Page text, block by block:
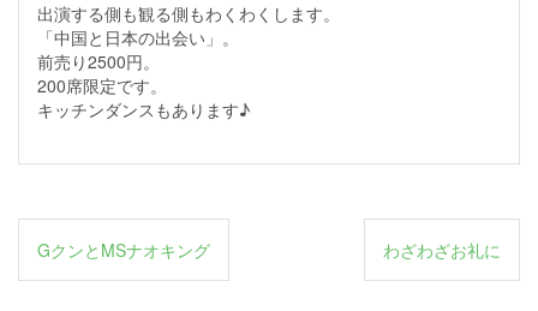
出演する側も観る側もわくわくします。
「中国と日本の出会い」。
前売り2500円。
200席限定です。
キッチンダンスもあります♪
投
稿
GクンとMSナオキング わざわざお礼に